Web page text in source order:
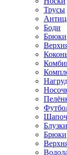
Трусы
Боди
Брюки
Блузки
Брюки